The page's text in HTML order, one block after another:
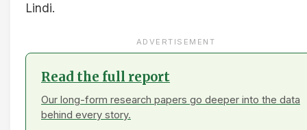
Lindi.
ADVERTISEMENT
Read the full report
Our long-form research papers go deeper into the data
behind every story.